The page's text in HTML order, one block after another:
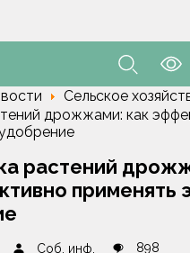
Сельское
дрожжами: как
растений
применять
Соб. инф. 898